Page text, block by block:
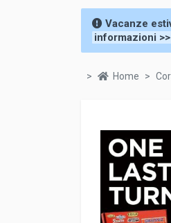
Vacanze
informazioni >>
Home